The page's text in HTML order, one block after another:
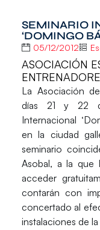
SEMINARIO
‘DOMINGO
05/12/2012
ASOCIACIÓN
La Asociación
días 21 y 22
Internacional
en la ciudad
seminario
Asobal, a la que
acceder
contarán con
concertado al
instalaciones de